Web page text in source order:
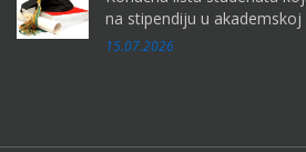
na stipendiju u akademskoj
15.07.2026